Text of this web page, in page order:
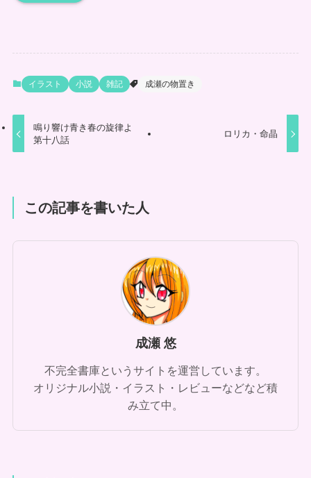
イラスト 小説 雑記 成瀬の物置き
鳴り響け青き春の旋律よ
第十八話
ロリカ・命晶
この記事を書いた人
成瀬 悠
不完全書庫というサイトを運営しています。
オリジナル小説・イラスト・レビューなどなど積
み立て中。